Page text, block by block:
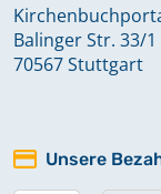
Balinger Str. 33/1
70567 Stuttgart
Unsere